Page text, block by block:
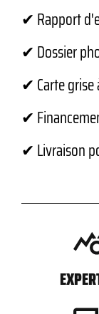
✔ Rapport
✔ Dossier
✔ Carte
✔
✔ Livraison